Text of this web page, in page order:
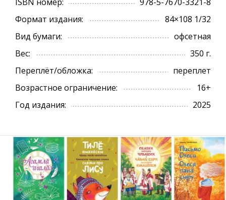
Формат издания:
84×108 1/32
Вид бумаги:
офсетная
Вес:
350 г.
Переплёт/обложка:
переплет
Возрастное ограничение:
16+
Год издания:
2025